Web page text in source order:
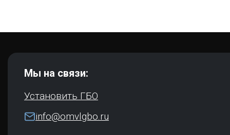
Мы на связи:
Установить ГБО
info@omvlgbo.ru